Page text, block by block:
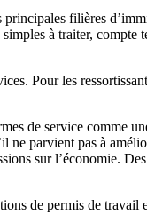
filières
à traiter, compte
Pour les
de service comme
ne parvient pas à
sur l’économie.
de permis de travail